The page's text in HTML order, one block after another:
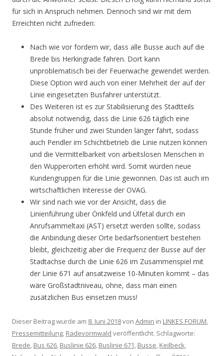
für sich in Anspruch nehmen. Dennoch sind wir mit dem
Erreichten nicht zufrieden:
Nach wie vor fordern wir, dass alle Busse auch auf die
Brede bis Herkingrade fahren. Dort kann
unproblematisch bei der Feuerwache gewendet werden.
Diese Option wird auch von einer Mehrheit der auf der
Linie eingesetzten Busfahrer unterstützt.
Des Weiteren ist es zur Stabilisierung des Stadtteils
absolut notwendig, dass die Linie 626 täglich eine
Stunde früher und zwei Stunden länger fährt, sodass
auch Pendler im Schichtbetrieb die Linie nutzen können
und die Vermittelbarkeit von arbeitslosen Menschen in
den Wupperorten erhöht wird. Somit würden neue
Kundengruppen für die Linie gewonnen. Das ist auch im
wirtschaftlichen Interesse der OVAG.
Wir sind nach wie vor der Ansicht, dass die
Linienführung über Önkfeld und Ülfetal durch ein
Anrufsammeltaxi (AST) ersetzt werden sollte, sodass
die Anbindung dieser Orte bedarfsorientiert bestehen
bleibt, gleichzeitig aber die Frequenz der Busse auf der
Stadtachse durch die Linie 626 im Zusammenspiel mit
der Linie 671 auf ansatzweise 10-Minuten kommt – das
wäre Großstadtniveau, ohne, dass man einen
zusätzlichen Bus einsetzen muss!
Dieser Beitrag wurde am 8. Juni 2018von Admin in LINKES FORUM,
Pressemitteilung, Radevormwald veröffentlicht. Schlagworte:
Brede, Bus 626, Buslinie 626, Buslinie 671, Busse, Keilbeck,